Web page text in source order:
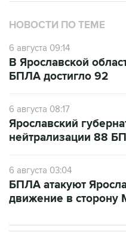
НОВОСТИ ПО ТЕМЕ
6 августа 09:14
В Ярославской
БПЛА достигло 92
6 августа 08:17
Ярославский
нейтрализации 88
6 августа 03:04
БПЛА атакуют
движение в сторону